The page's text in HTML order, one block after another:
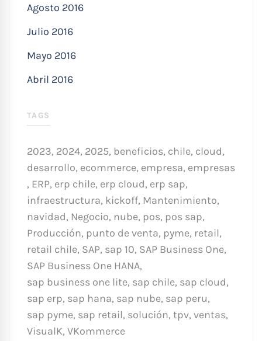
Agosto 2016
Julio 2016
Mayo 2016
Abril 2016
TAGS
2023, 2024, 2025, beneficios, chile, cloud,
desarrollo, ecommerce, empresa, empresas
, ERP, erp chile, erp cloud, erp sap,
infraestructura, kickoff, Mantenimiento,
navidad, Negocio, nube, pos, pos sap,
Producción, punto de venta, pyme, retail,
retail chile, SAP, sap 10, SAP Business One,
SAP Business One HANA,
sap business one lite, sap chile, sap cloud,
sap erp, sap hana, sap nube, sap peru,
sap pyme, sap retail, solución, tpv, ventas,
VisualK, VKommerce